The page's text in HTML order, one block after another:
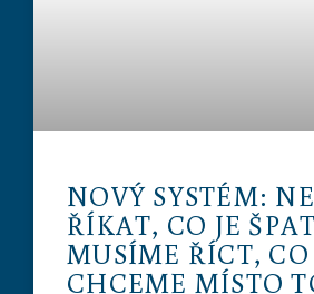
NOVÝ SYSTÉM:
ŘÍKAT, CO JE
MUSÍME ŘÍCT, CO
CHCEME MÍSTO